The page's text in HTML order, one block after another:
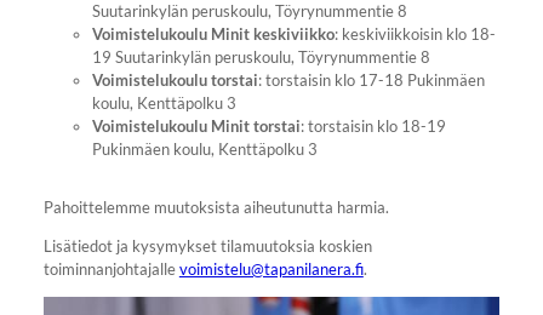
Suutarinkylän peruskoulu, Töyrynummentie 8
Voimistelukoulu Minit keskiviikko: keskiviikkoisin klo 18-
19 Suutarinkylän peruskoulu, Töyrynummentie 8
Voimistelukoulu torstai: torstaisin klo 17-18 Pukinmäen
koulu, Kenttäpolku 3
Voimistelukoulu Minit torstai: torstaisin klo 18-19
Pukinmäen koulu, Kenttäpolku 3
Pahoittelemme muutoksista aiheutunutta harmia.
Lisätiedot ja kysymykset tilamuutoksia koskien
toiminnanjohtajallevoimistelu@tapanilanera.fi.